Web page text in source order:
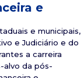
e
e municipais,
e Judiciário e do
a carreira
alvo da pós-